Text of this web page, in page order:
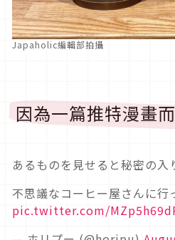
Japaholic編輯部拍攝
因為一篇推特漫畫
あるものを見せると秘密の入
不思議なコーヒー屋さんに行
pic.twitter.com/